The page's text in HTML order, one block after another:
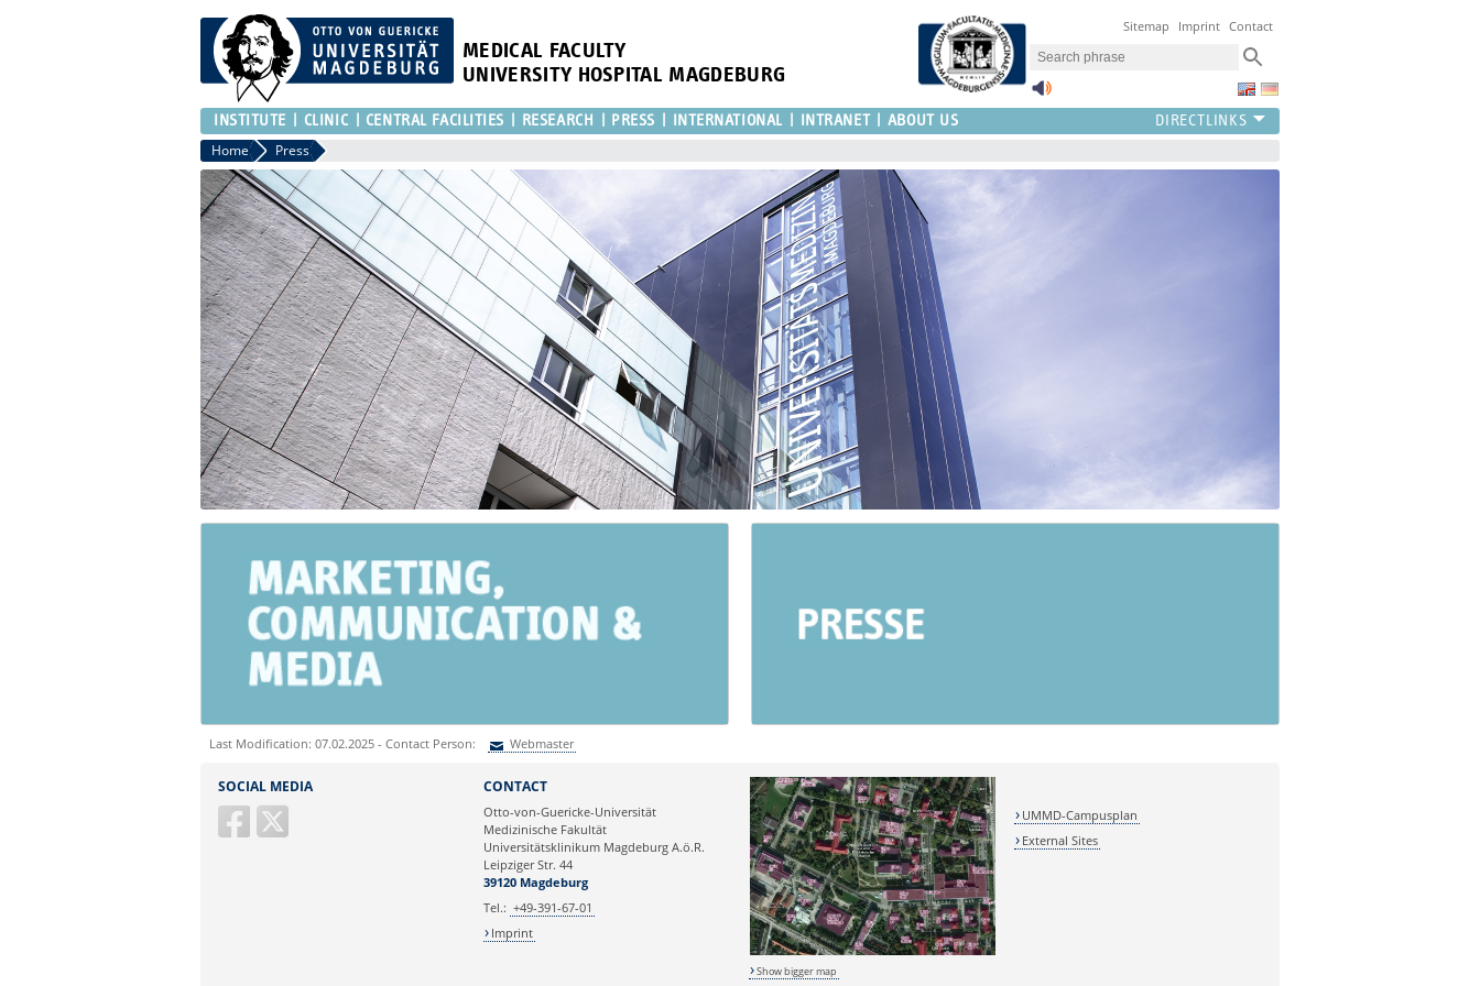
MEDICAL FACULTY
UNIVERSITY HOSPITAL MAGDEBURG
Sitemap Imprint Contact
INSTITUTE CLINIC CENTRAL FACILITIES RESEARCH PRESS INTERNATIONAL INTRANET ABOUT US
Home Press
Last Modification: 07.02.2025 - Contact Person: Webmaster
Ihre E-Mailadresse:
SOCIAL MEDIA CONTACT
Otto-von-Guericke-Universität
Medizinische Fakultät
Universitätsklinikum Magdeburg A.ö.R.
Leipziger Str. 44
39120 Magdeburg
Tel.: +49-391-67-01
Imprint
Show bigger map
UMMD-Campusplan
External Sites